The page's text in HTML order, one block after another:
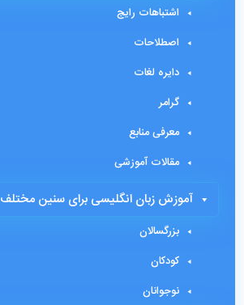
اشتباهات رایج
اصطلاحات
دایره لغات
گرامر
معرفی منابع
مقالات آموزشی
آموزش زبان انگلیسی برای سنین مختلف
بزرگسالان
کودکان
نوجوانان